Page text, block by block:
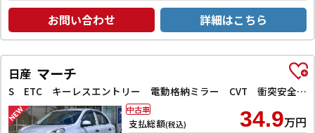
お問い合わせ 詳細はこちら
日産 マーチ
S ETC キーレスエントリー 電動格納ミラー CVT 衝突安全ボディ ABS ESC エアコン パワーステアリング パワーウィンドウ
支払総額(税込) 34.9万円
中古車